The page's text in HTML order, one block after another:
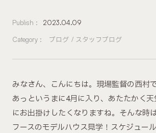
Publish : 2023.04.09
Category : ブログ スタッフブログ
みなさん、こんにちは。現場監督の西村で
あっというまに4月に入り、あたたかく
にお出掛けしたくなりますね。そんな時
フースのモデルハウス見学！スケジュー